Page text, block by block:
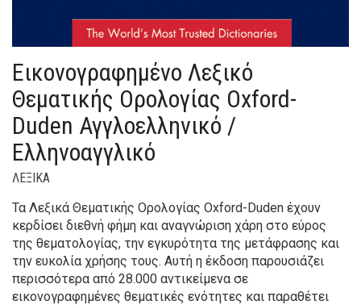
Εικονογραφημένο Λεξικό
Θεματικής Ορολογίας Oxford-
Duden Αγγλοελληνικό /
Ελληνοαγγλικό
ΛΕΞΙΚΑ
Τα Λεξικά Θεματικής Ορολογίας Oxford-Duden έχουν
κερδίσει διεθνή φήμη και αναγνώριση χάρη στο εύρος
της θεματολογίας, την εγκυρότητα της μετάφρασης και
την ευκολία χρήσης τους. Aυτή η έκδοση παρουσιάζει
περισσότερα από 28.000 αντικείμενα σε
εικονογραφημένες θεματικές ενότητες και παραθέτει